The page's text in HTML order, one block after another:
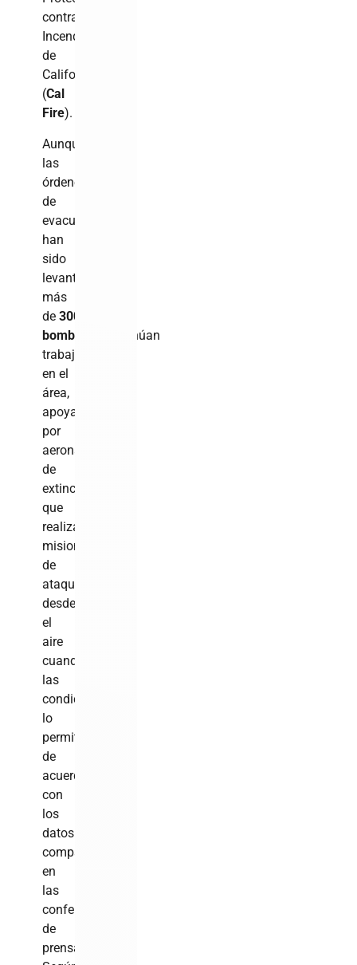
contra
Incendios
de
California
(Cal
Fire).
Aunque
las
órdenes
de
evacuación
han
sido
levantadas,
más
de300
bomberos
continúan
trabajando
en el
área,
apoyados
por
aeronaves
de
extinción
que
realizan
misiones
de
ataque
desde
el
aire
cuando
las
condiciones
lo
permiten,
de
acuerdo
con
los
datos
compartidos
en
las
conferencias
de
prensa.